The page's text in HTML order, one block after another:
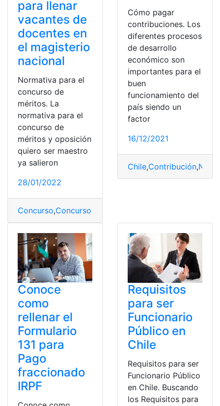
para llenar
vacantes de
docentes en
el magisterio
nacional
Normativa para el
concurso de
méritos. La
normativa para el
concurso de
méritos y oposición
quiero ser maestro
ya salieron
28/01/2022
Concurso,Concurso de méritos
Cómo pagar
contribuciones. Los
diferentes procesos
de desarrollo
económico son
importantes para el
buen
funcionamiento del
país siendo un
factor
16/12/2021
Chile,Contribución,
Conoce
como
rellenar el
Formulario
131 para
Pago
fraccionado
IRPF
Requisitos
para ser
Funcionario
Público en
Chile
Requisitos para ser
Funcionario Público
en Chile. Buscando
los Requisitos para